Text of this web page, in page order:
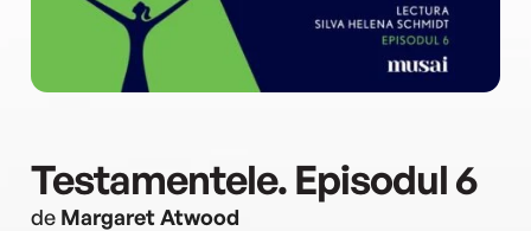
Testamentele. Episodul 6
de Margaret Atwood